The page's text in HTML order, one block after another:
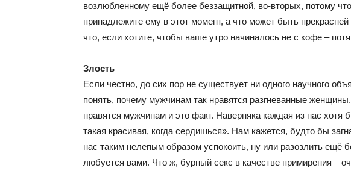
возлюбленному ещё более беззащитной, во-вторых, потому
принадлежите ему в этот момент, а что может быть
что, если хотите, чтобы ваше утро начиналось не с кофе –
Злость
Если честно, до сих пор не существует ни одного научного
понять, почему мужчинам так нравятся разгневанные
нравятся мужчинам и это факт. Наверняка каждая из нас
такая красивая, когда сердишься». Нам кажется, будто бы
нас таким нелепым образом успокоить, ну или разозлить ещё
любуется вами. Что ж, бурный секс в качестве примирения –